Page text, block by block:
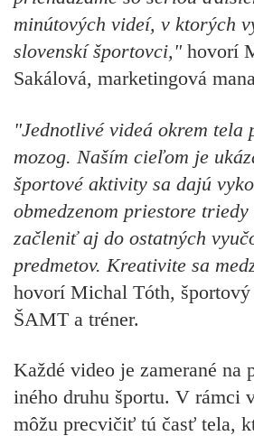
minútových videí, v ktorých
slovenskí športovci," hovorí
Sakálová, marketingová
"Jednotlivé videá okrem tela
mozog. Naším cieľom je
športové aktivity sa dajú
obmedzenom priestore
začleniť aj do ostatných
predmetov. Kreativite sa
hovorí Michal Tóth,
ŠAMT a tréner.
Každé video je zamerané na
iného druhu športu. V rámci
môžu precvičiť tú časť tela,